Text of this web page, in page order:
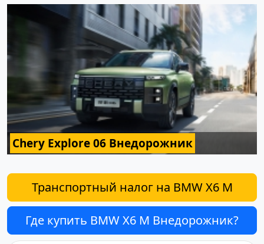
Chery Explore 06 Внедорожник
Транспортный налог на BMW X6 M
Где купить BMW X6 M Внедорожник?